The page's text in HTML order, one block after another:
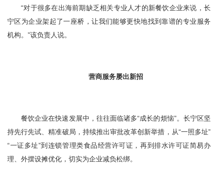
“对于很多在出海前期缺乏相关专业人才的新餐饮企业来说，长
宁区为企业架起了一座桥，让我们能够更快地找到靠谱的专业服务
机构。”该负责人说。
营商服务屡出新招
餐饮企业在快速发展中，往往面临诸多“成长的烦恼”。长宁区坚
持先行先试、精准破局，持续推出审批改革创新举措，从“一照多址”
“一证多址”到连锁管理类食品经营许可证，再到排水许可证简易办
理、外摆设摊优化，切实为企业减负松绑。